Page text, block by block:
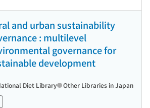
and urban sustainability
: multilevel
governance for
development
Diet Library Other Libraries in Japan